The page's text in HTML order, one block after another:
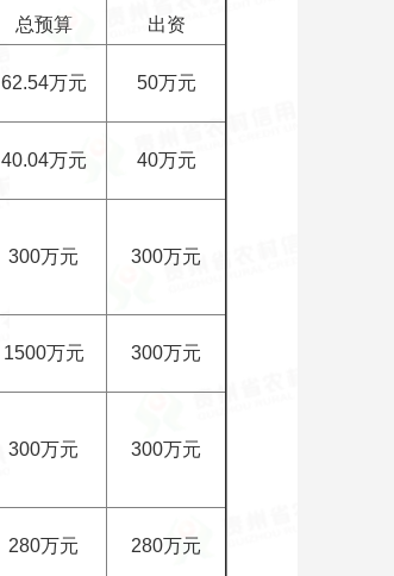
总预算
出资
62.54万元 50万元
40.04万元 40万元
300万元 300万元
1500万元 300万元
300万元 300万元
280万元 280万元